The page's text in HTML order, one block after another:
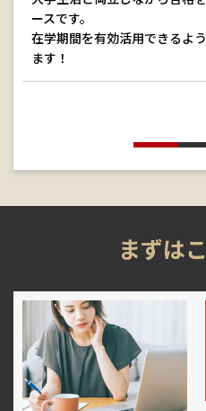
ースです。
在学期間を有効活用できるよ
ます！
まずは